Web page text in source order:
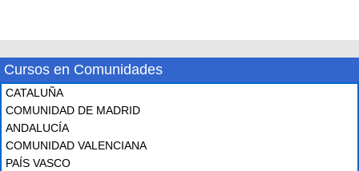
Cursos en Comunidades
CATALUÑA
COMUNIDAD DE MADRID
ANDALUCÍA
COMUNIDAD VALENCIANA
PAÍS VASCO